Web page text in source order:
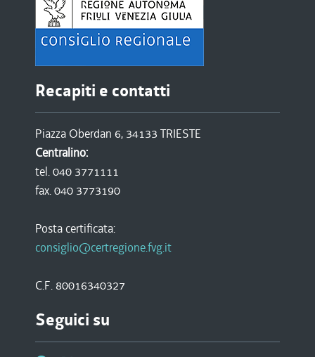
Recapiti e contatti
Piazza Oberdan 6, 34133 TRIESTE
Centralino:
tel. 040 3771111
fax. 040 3773190
Posta certificata:
consiglio@certregione.fvg.it
C.F. 80016340327
Seguici su